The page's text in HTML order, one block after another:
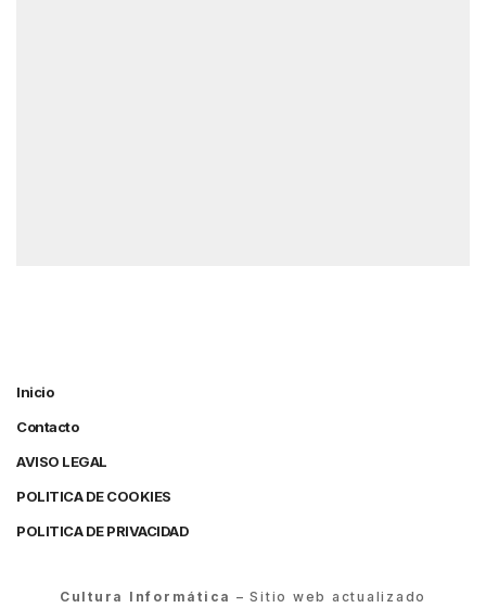
Inicio
Contacto
AVISO LEGAL
POLITICA DE COOKIES
POLITICA DE PRIVACIDAD
Cultura Informática – Sitio web actualizado